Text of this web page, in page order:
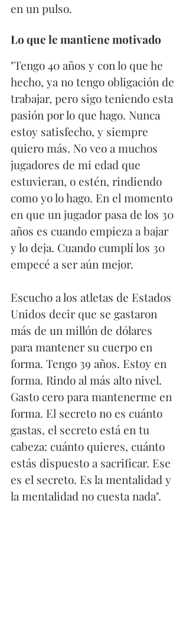
en un pulso.
Lo que le mantiene motivado
"Tengo 40 años y con lo que he
hecho, ya no tengo obligación de
trabajar, pero sigo teniendo esta
pasión por lo que hago. Nunca
estoy satisfecho, y siempre
quiero más. No veo a muchos
jugadores de mi edad que
estuvieran, o estén, rindiendo
como yo lo hago. En el momento
en que un jugador pasa de los 30
años es cuando empieza a bajar
y lo deja. Cuando cumplí los 30
empecé a ser aún mejor.
Escucho a los atletas de Estados
Unidos decir que se gastaron
más de un millón de dólares
para mantener su cuerpo en
forma. Tengo 39 años. Estoy en
forma. Rindo al más alto nivel.
Gasto cero para mantenerme en
forma. El secreto no es cuánto
gastas, el secreto está en tu
cabeza: cuánto quieres, cuánto
estás dispuesto a sacrificar. Ese
es el secreto. Es la mentalidad y
la mentalidad no cuesta nada".